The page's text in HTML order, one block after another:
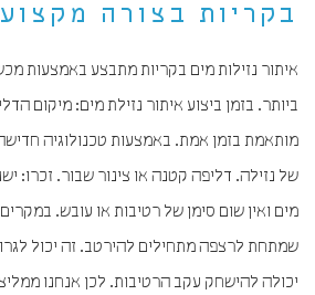
בקריות בצורה
איתור נזילות מים בקריות מתבצע באמצעות
ביותר. בזמן ביצוע איתור נזילת מים: מיקום
מותאמת בזמן אמת. באמצעות טכנולוגיה
של נזילה. דליפה קטנה או צינור שבור. זכרו:
מים ואין שום סימן של רטיבות או עובש.
שמתחת לרצפה מתחילים להירטב. זה יכול
יכולה להישחק עקב הרטיבות. לכן אנחנו